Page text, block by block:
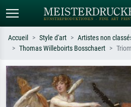
Recherchez par artiste, titre ou style –
ex. Monet, Nuit étoilée,
impressionnisme, vague de Hokusai,
nu.
Accueil Style d'art
Artistes non
Thomas Willeboirts Bosschaert